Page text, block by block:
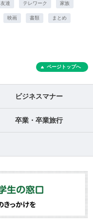
友達 テレワーク 家族
映画 書類 まとめ
ページトップへ
ビジネスマナー
卒業・卒業旅行